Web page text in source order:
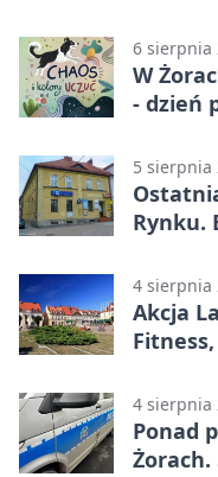
6 sierpnia
W
- dzień
5 sierpnia
Rynku.
4 sierpnia
Akcja
4 sierpnia
Ponad
Żorach.